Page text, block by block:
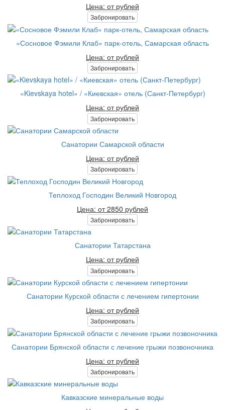
Цена: от рублей
Забронировать
«Сосновое Фэмили Клаб» парк-отель, Самарская область
Цена: от рублей
Забронировать
«Kievskaya hotel» / «Киевская» отель (Санкт-Петербург)
Цена: от рублей
Забронировать
Санатории Самарской области
Цена: от рублей
Забронировать
Теплоход Господин Великий Новгород
Цена: от 2850 рублей
Забронировать
Санатории Татарстана
Цена: от рублей
Забронировать
Санатории Курской области с лечением гипертонии
Цена: от рублей
Забронировать
Санатории Брянской области с лечение грыжи позвоночника
Цена: от рублей
Забронировать
Кавказские минеральные воды